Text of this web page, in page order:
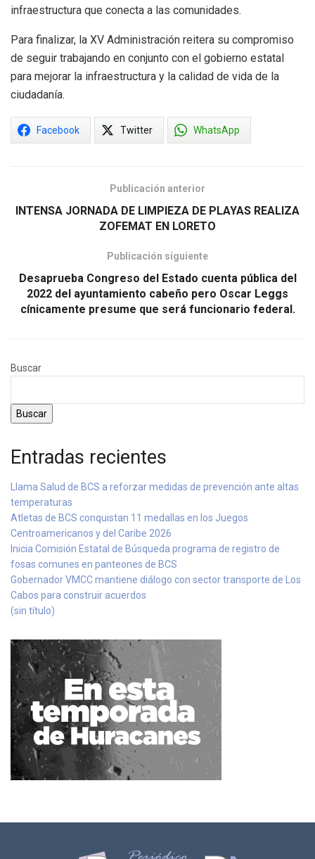
infraestructura que conecta a las comunidades.
Para finalizar, la XV Administración reitera su compromiso
de seguir trabajando en conjunto con el gobierno estatal
para mejorar la infraestructura y la calidad de vida de la
ciudadanía.
Facebook Twitter WhatsApp
Publicación anterior
INTENSA JORNADA DE LIMPIEZA DE PLAYAS REALIZA
ZOFEMAT EN LORETO
Publicación siguiente
Desaprueba Congreso del Estado cuenta pública del
2022 del ayuntamiento cabeño pero Oscar Leggs
cínicamente presume que será funcionario federal.
Buscar
Buscar
Entradas recientes
Llama Salud de BCS a reforzar medidas de prevención ante altas
temperaturas
Atletas de BCS conquistan 11 medallas en los Juegos
Centroamericanos y del Caribe 2026
Inicia Comisión Estatal de Búsqueda programa de registro de
fosas comunes en panteones de BCS
Gobernador VMCC mantiene diálogo con sector transporte de Los
Cabos para construir acuerdos
(sin título)